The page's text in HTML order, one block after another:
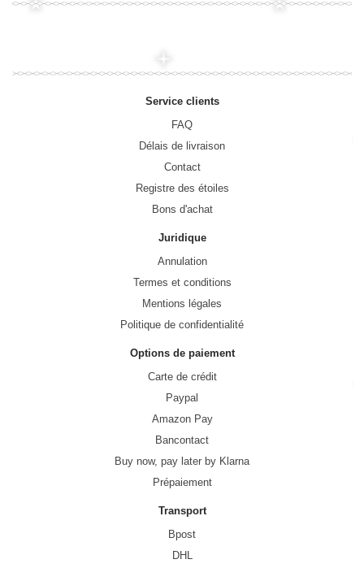
Service clients
FAQ
Délais de livraison
Contact
Registre des étoiles
Bons d'achat
Juridique
Annulation
Termes et conditions
Mentions légales
Politique de confidentialité
Options de paiement
Carte de crédit
Paypal
Amazon Pay
Bancontact
Buy now, pay later by Klarna
Prépaiement
Transport
Bpost
DHL